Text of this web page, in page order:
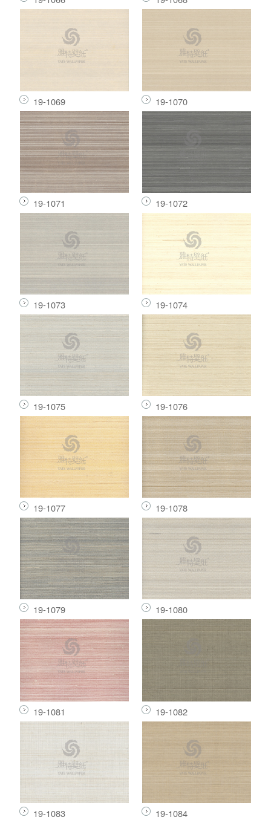
19-1069 19-1070
19-1071 19-1072
19-1073 19-1074
19-1075 19-1076
19-1077 19-1078
19-1079 19-1080
19-1081 19-1082
19-1083 19-1084